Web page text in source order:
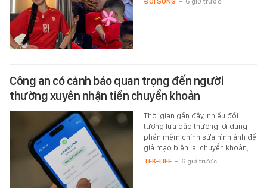
Công an có cảnh báo quan trọng đến người
thường xuyên nhận tiền chuyển khoản
Thời gian gần đây, nhiều đối
tượng lừa đảo thường lợi dụng
phần mềm chỉnh sửa hình ảnh để
giả mạo biên lai chuyển khoản,…
TEK-LIFE - 6 giờ trước